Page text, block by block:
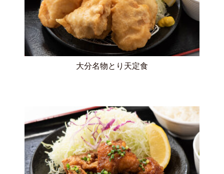
大分名物とり天定食